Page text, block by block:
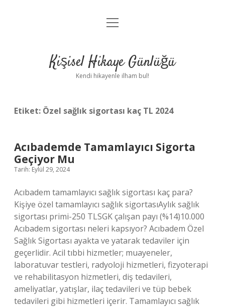
Anasayfa
Yasal Uyarı
menüyü
Kişisel Hikaye Günlüğü
Kendi hikayenle ilham bul!
Etiket: Özel sağlık sigortası kaç TL 2024
Acıbademde Tamamlayıcı Sigorta
Geçiyor Mu
Tarih: Eylül 29, 2024
Acıbadem tamamlayıcı sağlık sigortası kaç para?
Kişiye özel tamamlayıcı sağlık sigortasıAylık sağlık
sigortası primi-250 TLSGK çalışan payı (%14)10.000
Acıbadem sigortası neleri kapsıyor? Acıbadem Özel
Sağlık Sigortası ayakta ve yatarak tedaviler için
geçerlidir. Acil tıbbi hizmetler; muayeneler,
laboratuvar testleri, radyoloji hizmetleri, fizyoterapi
ve rehabilitasyon hizmetleri, diş tedavileri,
ameliyatlar, yatışlar, ilaç tedavileri ve tüp bebek
tedavileri gibi hizmetleri içerir. Tamamlayıcı sağlık